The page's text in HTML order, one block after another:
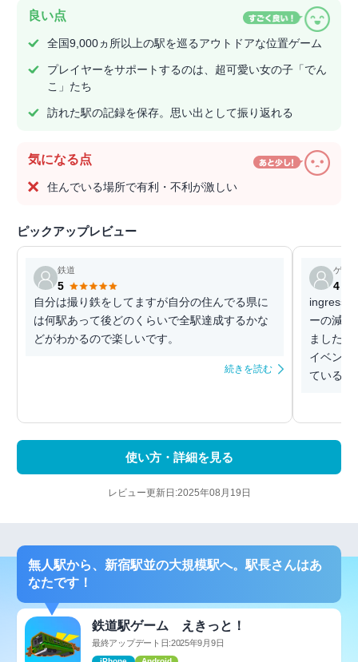
良い点
全国9,000ヵ所以上の駅を巡るアウトドアな位置ゲーム
プレイヤーをサポートするのは、超可愛い女の子「でん
こ」たち
訪れた駅の記録を保存。思い出として振り返れる
気になる点
住んでいる場所で有利・不利が激しい
ピックアップレビュー
鉄道
5
自分は撮り鉄をしてますが自分の住んでる県に
は何駅あって後どのくらいで全駅達成するかな
どがわかるので楽しいです。
続きを読む
ゲス
4
ingress
ーの減り
ました
イベント
ているの
使い方・詳細を見る
レビュー更新日:2025年08月19日
無人駅から、新宿駅並の大規模駅へ。駅長さんはあ
なたです！
鉄道駅ゲーム えきっと！
最終アップデート日:2025年9月9日